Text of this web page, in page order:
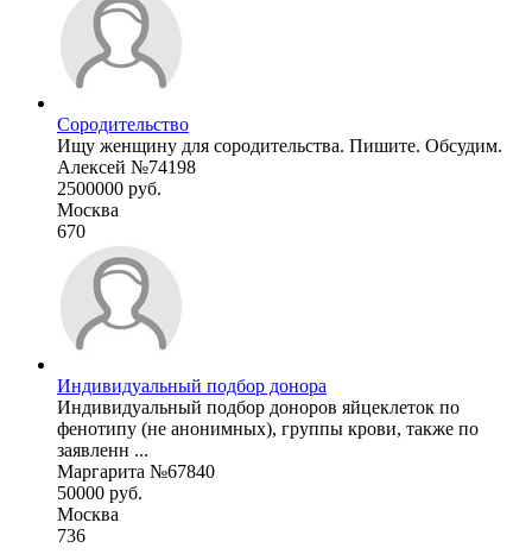
Сородительство
Ищу женщину для сородительства. Пишите. Обсудим.
Алексей №74198
2500000 руб.
Москва
670
Индивидуальный подбор донора
Индивидуальный подбор доноров яйцеклеток по
фенотипу (не анонимных), группы крови, также по
заявленн ...
Маргарита №67840
50000 руб.
Москва
736